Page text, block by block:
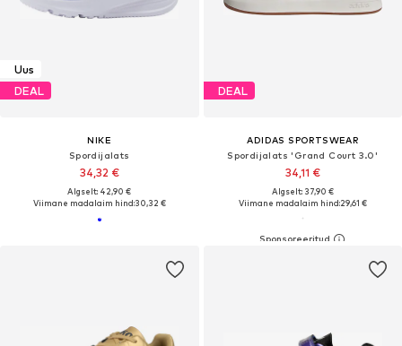
Uus
DEAL
NIKE
Spordijalats
34,32 €
Algselt: 42,90 €
Viimane madalaim hind:30,32 €
DEAL
ADIDAS SPORTSWEAR
Spordijalats 'Grand Court 3.0'
34,11 €
Algselt: 37,90 €
Viimane madalaim hind:29,61 €